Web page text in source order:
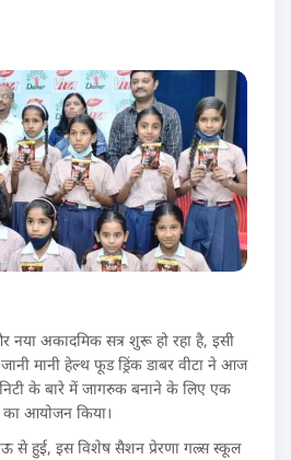
अकादमिक सत्र शुरू हो रहा है, इसी
मानी हेल्थ फूड ड्रिंक डाबर वीटा ने आज
के बारे में जागरुक बनाने के लिए एक
आयोजन किया।
हुई, इस विशेष सैशन प्रेरणा गल्र्स स्कूल